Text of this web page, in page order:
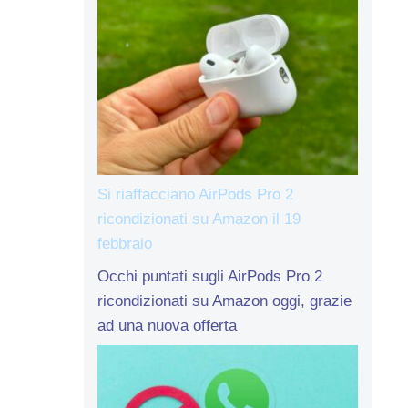
Si riaffacciano AirPods Pro 2
ricondizionati su Amazon il 19
febbraio
Occhi puntati sugli AirPods Pro 2
ricondizionati su Amazon oggi, grazie
ad una nuova offerta